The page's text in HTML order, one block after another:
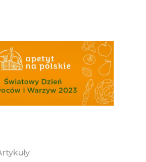
Festiwal Młody
Ziemniak
Jemy Eko Warzywa I
Owoce